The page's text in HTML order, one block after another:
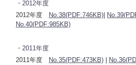
・2012年度
2012年度
No.38(PDF:746KB)
No.40(PDF:985KB)
・2011年度
2011年度
No.35(PDF:473KB)